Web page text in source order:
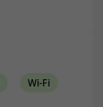
Wi-Fi